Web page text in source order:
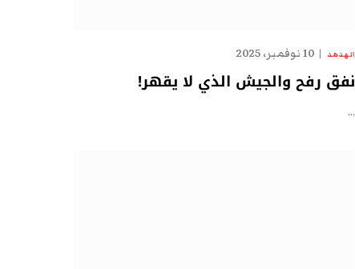
الهدهد 10 نوفمبر، 2025
نفق رفح والجيش الذي لا يقهر!
…